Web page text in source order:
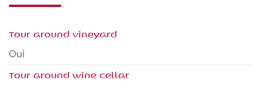
Tour around vineyard
Oui
Tour around wine cellar